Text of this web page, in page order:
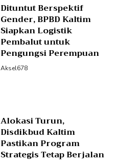
Dituntut Berspektif
Gender, BPBD Kaltim
Siapkan Logistik
Pembalut untuk
Pengungsi Perempuan
Aksel678
Alokasi Turun,
Disdikbud Kaltim
Pastikan Program
Strategis Tetap Berjalan